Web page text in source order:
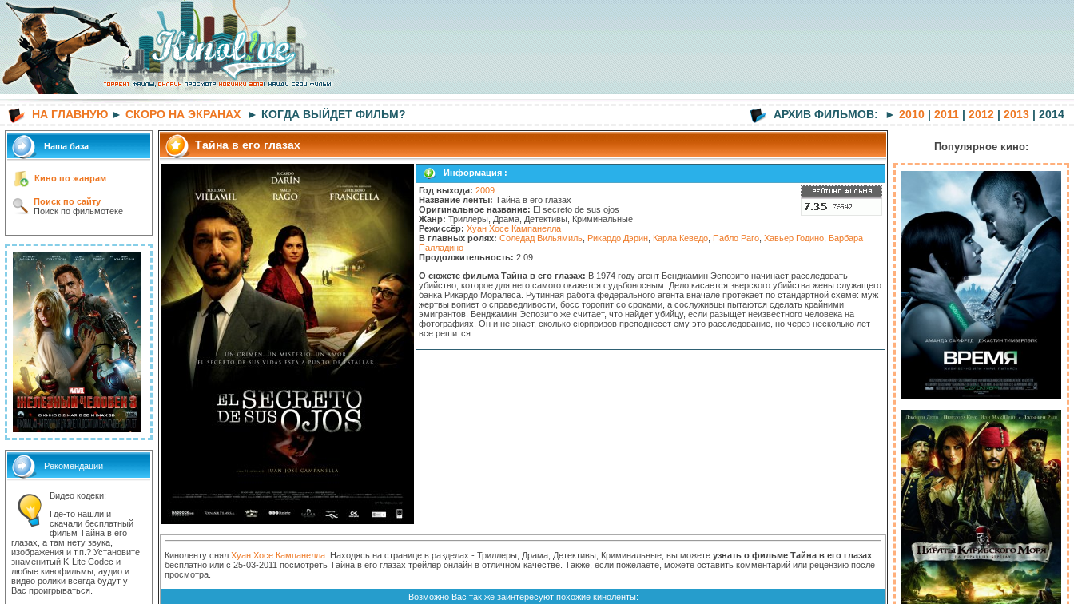
НА ГЛАВНУЮ ► СКОРО НА ЭКРАНАХ ► КОГДА ВЫЙДЕТ ФИЛЬМ? АРХИВ ФИЛЬМОВ: ► 2010 | 2011 | 2012 | 2013 | 2014
Наша база
Кино по жанрам
Поиск по сайту
Поиск по фильмотеке
Рекомендации
Видео кодеки:
Где-то нашли и
скачали бесплатный
фильм Тайна в его
глазах, а там нету звука,
изображения и т.п.? Установите
знаменитый K-Lite Codec и
любые кинофильмы, аудио и
видео ролики всегда будут у
Вас проигрываться.
Тайна в его глазах
Информация :
Год выхода: 2009
Название ленты: Тайна в его глазах
Оригинальное название: El secreto de sus ojos
Жанр: Триллеры, Драма, Детективы, Криминальные
Режиссёр: Хуан Хосе Кампанелла
В главных ролях: Соледад Вильямиль Рикардо Дэрин Карла Кеведо Пабло Раго Хавьер Годино Барбара
Палладино
Продолжительность: 2:09
О сюжете фильма Тайна в его глазах: В 1974 году агент Бенджамин Эспозито начинает расследовать
убийство, которое для него самого окажется судьбоносным. Дело касается зверского убийства жены служащего
банка Рикардо Моралеса. Рутинная работа федерального агента вначале протекает по стандартной схеме: муж
жертвы вопиет о справедливости, босс торопит со сроками, а сослуживцы пытаются сделать крайними
эмигрантов. Бенджамин Эспозито же считает, что найдет убийцу, если разыщет неизвестного человека на
фотографиях. Он и не знает, сколько сюрпризов преподнесет ему это расследование, но через несколько лет
все решится…..
Киноленту снял Хуан Хосе Кампанелла . Находясь на странице в разделах - Триллеры, Драма, Детективы, Криминальные, вы можете узнать о фильме Тайна в его глазах
бесплатно или с 25-03-2011 посмотреть Тайна в его глазах трейлер онлайн в отличном качестве. Также, если пожелаете, можете оставить комментарий или рецензию после
просмотра.
Возможно Вас так же заинтересуют похожие киноленты:
Популярное кино: